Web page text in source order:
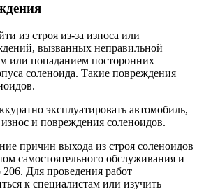
из строя из-за износа или
вызванных неправильной
или попаданием посторонних
соленоида. Такие повреждения
эксплуатировать автомобиль,
и повреждения соленоидов.
причин выхода из строя соленоидов
самостоятельного обслуживания и
Для проведения работ
к специалистам или изучить